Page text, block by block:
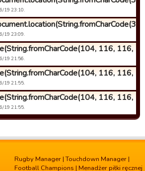
19 23:10.
19 23:09.
116, 116,
19 21:56.
116, 116,
19 21:55.
116, 116,
19 21:55.
Rugby Manager |Touchdown Manager |
Football Champions | Menadżer piłki ręcznej